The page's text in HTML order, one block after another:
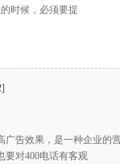
时候，必须要提
广告效果，是一种企业的
要对400电话有客观